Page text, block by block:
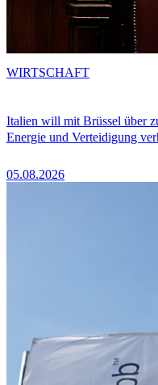
Italien will mit Brüssel über
Energie und Verteidigung
05.08.2026
WIRTSCHAFT